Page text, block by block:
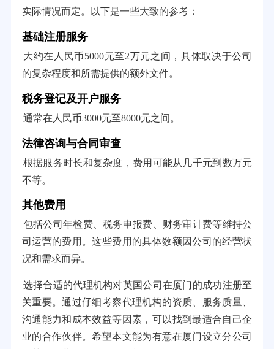
实际情况而定。以下是一些大致的参考：
基础注册服务
大约在人民币5000元至2万元之间，具体取决于公司
的复杂程度和所需提供的额外文件。
税务登记及开户服务
通常在人民币3000元至8000元之间。
法律咨询与合同审查
根据服务时长和复杂度，费用可能从几千元到数万元
不等。
其他费用
包括公司年检费、税务申报费、财务审计费等维持公
司运营的费用。这些费用的具体数额因公司的经营状
况和需求而异。
选择合适的代理机构对英国公司在厦门的成功注册至
关重要。通过仔细考察代理机构的资质、服务质量、
沟通能力和成本效益等因素，可以找到最适合自己企
业的合作伙伴。希望本文能为有意在厦门设立分公司